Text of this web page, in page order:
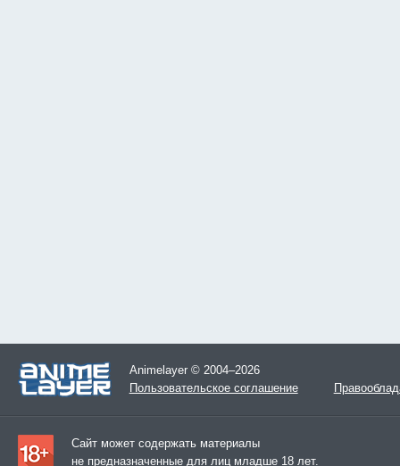
Animelayer © 2004–2026
Пользовательское соглашение
Сайт может содержать материалы
не предназначенные для лиц младше 18 лет.